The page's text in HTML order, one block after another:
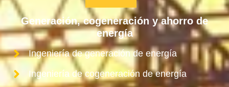
Generación, cogeneración y ahorro de
energía
Ingeniería de generación de energía
Ingeniería de cogeneración de energía